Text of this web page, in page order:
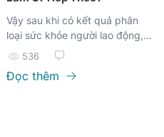
Vậy sau khi có kết quả phân
loại sức khỏe người lao động,
HR cần làm gì tiếp theo? Hãy
bài viết dưới đây.
536
Đọc thêm